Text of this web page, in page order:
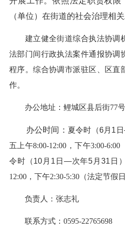
（单位）在街道的社会治理相关
建立健全街道综合执法协调
法部门间行政执法案件通报协调
程序。综合协调市派驻区、区直
作。
办公地址：鲤城区县后街77号
办公时间： 夏令时（6月1
五 上午8:00-12:00，下午3:00-
令时（10月1日—次年5月31日
12:00，下午2:30-5:30（法定节假
负责人：张志礼
联系方式：0595-22765698